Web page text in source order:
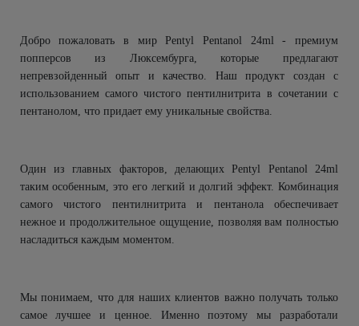
Добро пожаловать в мир Pentyl Pentanol 24ml - премиум
попперсов из Люксембурга, которые предлагают
непревзойденный опыт и качество. Наш продукт создан с
использованием самого чистого пентилнитрита в сочетании с
пентанолом, что придает ему уникальные свойства.
Один из главных факторов, делающих Pentyl Pentanol 24ml
таким особенным, это его легкий и долгий эффект. Комбинация
самого чистого пентилнитрита и пентанола обеспечивает
нежное и продолжительное ощущение, позволяя вам полностью
насладиться каждым моментом.
Мы понимаем, что для наших клиентов важно получать только
самое лучшее и ценное. Именно поэтому мы разработали